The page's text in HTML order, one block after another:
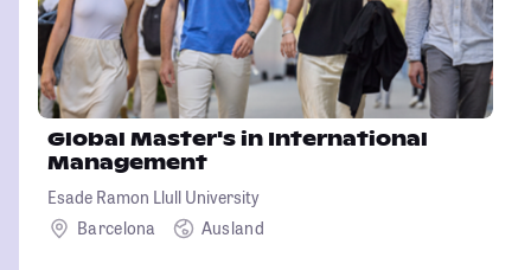
Global Master's in International
Management
Esade Ramon Llull University
Barcelona
Ausland